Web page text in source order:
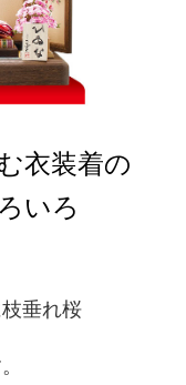
衣装着の
いろ
垂れ桜